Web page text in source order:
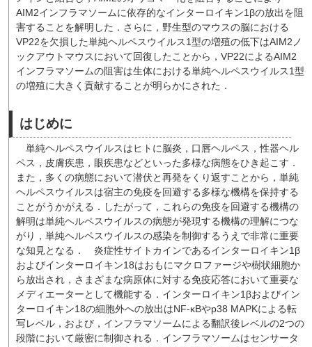
AIM2インフラマソームに依存的なインターロイキン1βの放出を阻
害することを解明した．さらに，野生型のマウスの脳における
VP22を欠損した単純ヘルペスウイルス1型の増殖の低下はAIM2ノ
ックアウトマウスにおいて回復したことから，VP22によるAIM2
インフラマソームの阻害は生体における単純ヘルペスウイルス1型
の増殖に大きく貢献することが明らかにされた．
はじめに
単純ヘルペスウイルスはヒトに脳炎，口唇ヘルペス，性器ヘル
ペス，皮膚疾患，眼疾患などといった多様な病態をひき起こす．
また，多くの病態において潜伏と再発をくり返すことから，単純
ヘルペスウイルスは宿主の免疫を回避する多様な機構を保持する
ことがうかがえる．したがって，これらの免疫を回避する機構の
解明は単純ヘルペスウイルスの病態が発現する機構の理解につな
がり，単純ヘルペスウイルスの感染を制御するうえで非常に重要
な知見となる．
炎症性サイトカインであるインターロイキン1β
およびインターロイキン18はおもにマクロファージや樹状細胞か
ら放出され，さまざまな病原体に対する免疫応答において重要な
メディエーターとして機能する．インターロイキン1βおよびイン
ターロイキン18の細胞外への放出はNF-κBやp38 MAPKによる転
写レベル，および，インフラマソームによる翻訳後レベルの2つの
段階において厳密に制御される．インフラマソームはセンサータ